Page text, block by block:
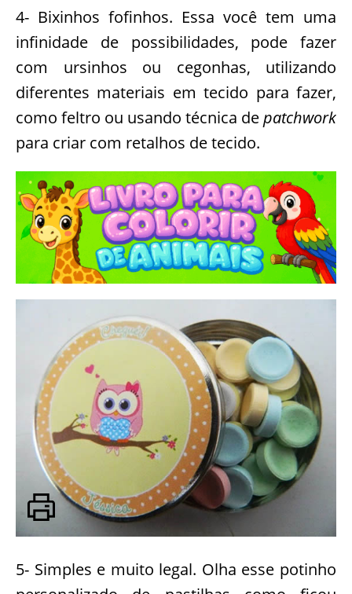
4- Bixinhos fofinhos. Essa você tem uma
infinidade de possibilidades, pode fazer
com ursinhos ou cegonhas, utilizando
diferentes materiais em tecido para fazer,
como feltro ou usando técnica depatchwork
para criar com retalhos de tecido.
5- Simples e muito legal. Olha esse potinho